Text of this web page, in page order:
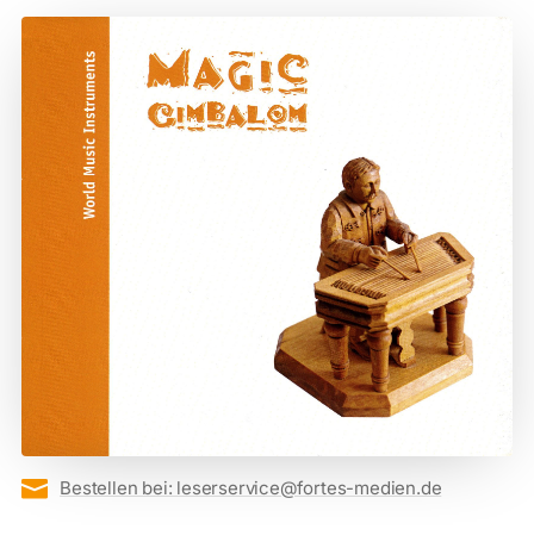
 Bestellen bei: leserservice@fortes-medien.de